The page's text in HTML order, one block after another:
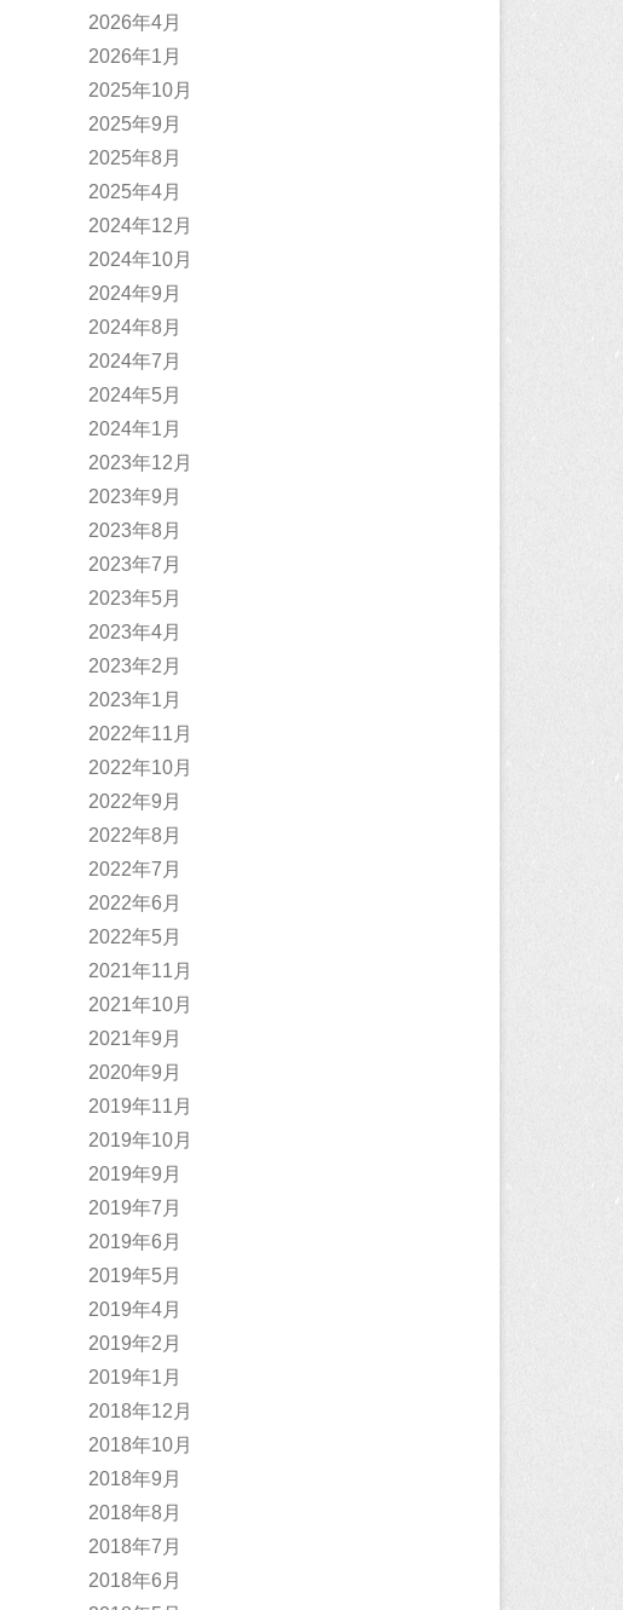
2026年4月
2026年1月
2025年10月
2025年9月
2025年8月
2025年4月
2024年12月
2024年10月
2024年9月
2024年8月
2024年7月
2024年5月
2024年1月
2023年12月
2023年9月
2023年8月
2023年7月
2023年5月
2023年4月
2023年2月
2023年1月
2022年11月
2022年10月
2022年9月
2022年8月
2022年7月
2022年6月
2022年5月
2021年11月
2021年10月
2021年9月
2020年9月
2019年11月
2019年10月
2019年9月
2019年7月
2019年6月
2019年5月
2019年4月
2019年2月
2019年1月
2018年12月
2018年10月
2018年9月
2018年8月
2018年7月
2018年6月